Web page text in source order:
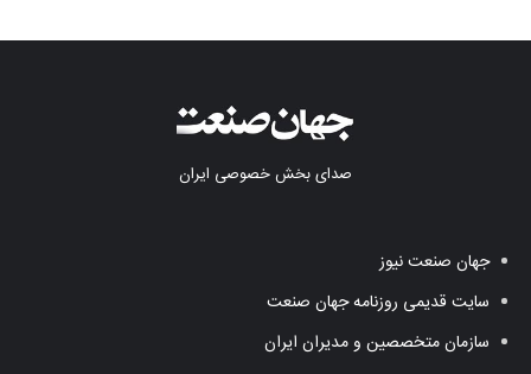
صدای بخش خصوصی ایران
جهان صنعت نیوز
سایت قدیمی روزنامه جهان صنعت
سازمان متخصصین و مدیران ایران